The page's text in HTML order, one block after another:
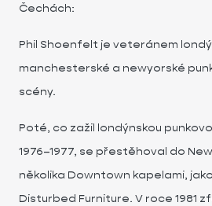
Čechách:
Phil Shoenfelt je veteránem
manchesterské a newyorské
scény.
Poté, co zažil londýnskou
1976–1977, se přestěhoval do
několika Downtown kapelami,
Disturbed Furniture. V roce 1981